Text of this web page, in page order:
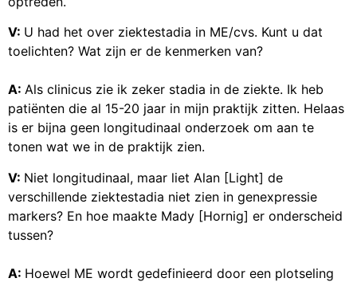
V: U had het over ziektestadia in ME/cvs. Kunt u dat
toelichten? Wat zijn er de kenmerken van?
A: Als clinicus zie ik zeker stadia in de ziekte. Ik heb
patiënten die al 15-20 jaar in mijn praktijk zitten. Helaas
is er bijna geen longitudinaal onderzoek om aan te
tonen wat we in de praktijk zien.
V: Niet longitudinaal, maar liet Alan [Light] de
verschillende ziektestadia niet zien in genexpressie
markers? En hoe maakte Mady [Hornig] er onderscheid
tussen?
A: Hoewel ME wordt gedefinieerd door een plotseling